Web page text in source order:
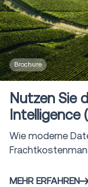
Brochure
Nutzen Sie
Intelligence
Wie moderne
MEHR ERFAHREN